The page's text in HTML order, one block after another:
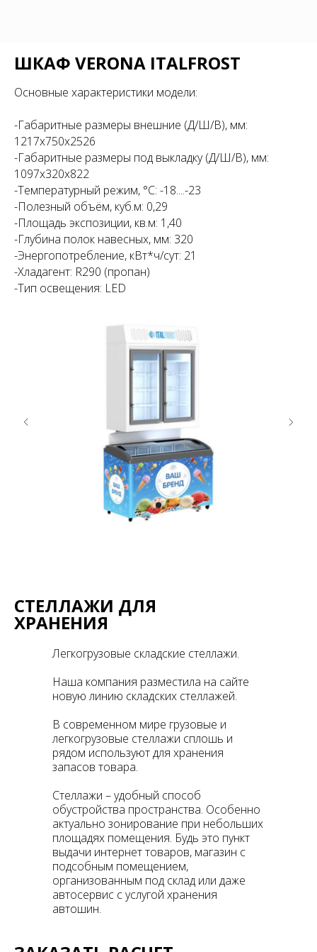
ШКАФ VERONA ITALFROST
Основные характеристики модели:
-Габаритные размеры внешние (Д/Ш/В), мм:
1217х750х2526
-Габаритные размеры под выкладку (Д/Ш/В), мм:
1097х320х822
-Температурный режим, °С: -18....-23
-Полезный объём, куб.м: 0,29
-Площадь экспозиции, кв.м: 1,40
-Глубина полок навесных, мм: 320
-Энергопотребление, кВт*ч/сут: 21
-Хладагент: R290 (пропан)
-Тип освещения: LED
СТЕЛЛАЖИ ДЛЯ
ХРАНЕНИЯ
Легкогрузовые складские стеллажи.
Наша компания разместила на сайте
новую линию складских стеллажей.
В современном мире грузовые и
легкогрузовые стеллажи сплошь и
рядом используют для хранения
запасов товара.
Стеллажи – удобный способ
обустройства пространства. Особенно
актуально зонирование при небольших
площадях помещения. Будь это пункт
выдачи интернет товаров, магазин с
подсобным помещением,
организованным под склад или даже
автосервис с услугой хранения
автошин.